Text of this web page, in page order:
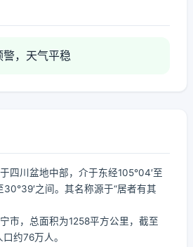
警，天气平稳
四川盆地中部，介于东经105°04′至
30°39′之间。其名称源于“居者有其
市，总面积为1258平方公里，截至
约76万人。